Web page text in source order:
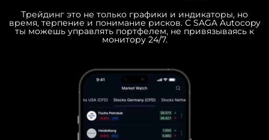
Трейдинг это не только графики и индикаторы, но
время, терпение и понимание рисков. С SAGA Autocopy
ты можешь управлять портфелем, не привязываясь к
монитору 24/7.